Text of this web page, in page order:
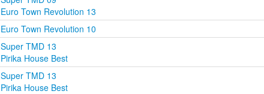
Euro Town Revolution 13
Euro Town Revolution 10
Super TMD 13
Pirika House Best
Super TMD 13
Pirika House Best